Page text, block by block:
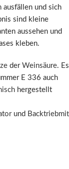
ausfällen und sich
sind kleine
aussehen und
kleben.
der Weinsäure. Es
E 336 auch
hergestellt
und